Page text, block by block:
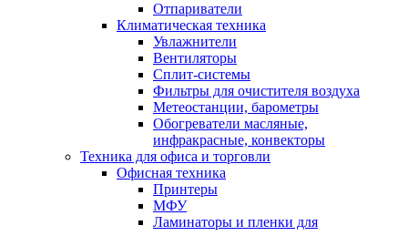
Отпариватели
Климатическая техника
Увлажнители
Вентиляторы
Сплит-системы
Фильтры для очистителя воздуха
Метеостанции, барометры
Обогреватели масляные,
инфракрасные, конвекторы
Техника для офиса и торговли
Офисная техника
Принтеры
МФУ
Ламинаторы и пленки для